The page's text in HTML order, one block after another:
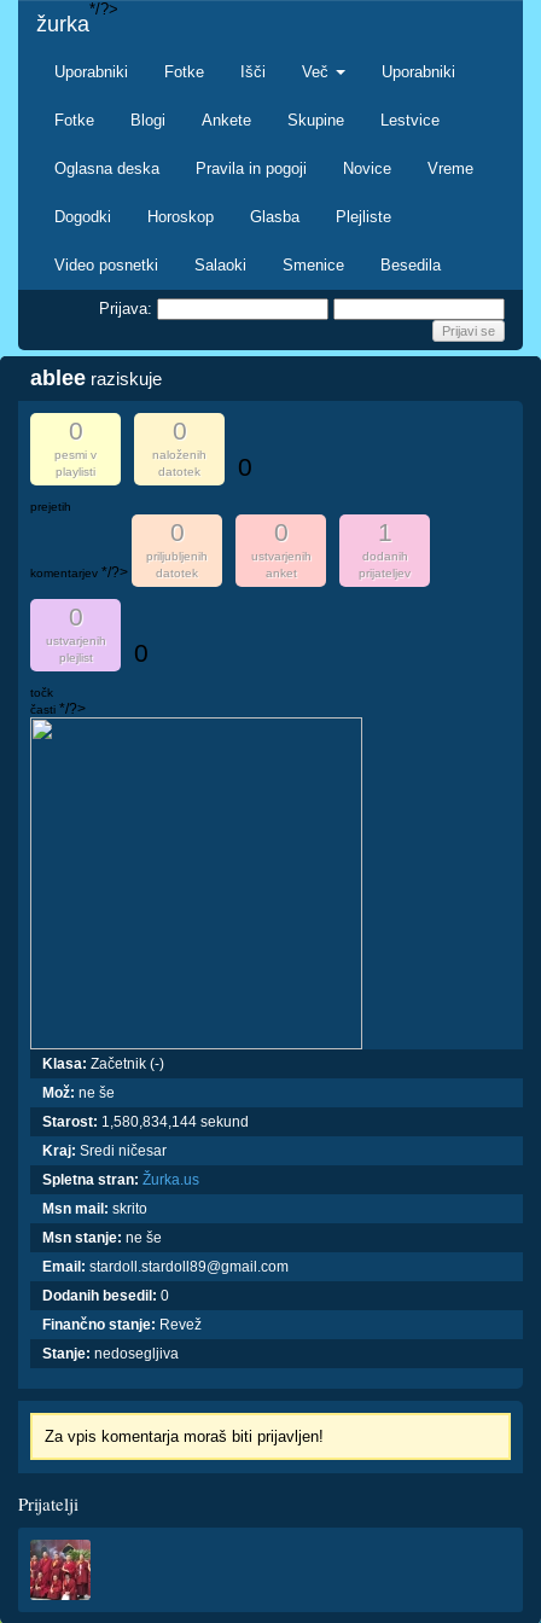
žurka
Uporabniki Fotke Išči Več Uporabniki
Fotke Blogi Ankete Skupine Lestvice
Oglasna deska Pravila in pogoji Novice Vreme
Dogodki Horoskop Glasba Plejliste
Video posnetki Salaoki Smenice Besedila
*/?>
Prijava:
ablee raziskuje
0
pesmi v
playlisti
0
naloženih
datotek
0
prejetih
komentarjev */?>
0
priljubljenih
datotek
0
ustvarjenih
anket
1
dodanih
prijateljev
0
ustvarjenih
plejlist
0
točk
časti */?>
Klasa: Začetnik (-)
Mož: ne še
Starost: 1,580,834,144 sekund
Kraj: Sredi ničesar
Spletna stran: Žurka.us
Msn mail: skrito
Msn stanje: ne še
Email: stardoll.stardoll89@gmail.com
Dodanih besedil: 0
Finančno stanje: Revež
Stanje: nedosegljiva
Za vpis komentarja moraš biti prijavljen!
Prijatelji